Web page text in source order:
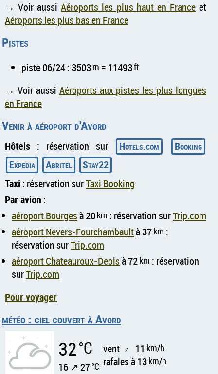
→ Voir aussiAéroports les plus haut en Franceet
Aéroports les plus bas en France
Pistes
piste 06/24 : 3503m = 11493ft
→ Voir aussi Aéroports aux pistes les plus longues
en France
Venir à aéroport d'Avord
Hôtels : réservation sur Hotels.com
Booking
Expedia
Abritel
Stay22
Taxi : réservation surTaxi Booking
Par avion :
aéroport Bourgesà 20km : réservation surTrip.com
aéroport Nevers-Fourchambaultà 37km :
réservation surTrip.com
aéroport Chateauroux-Deolsà 72km : réservation
surTrip.com
Pour voyager
météo : ciel couvert à Avord
32°C
16 ↗ 27°C
vent ↑ 11 km/h
rafales à 13km/h